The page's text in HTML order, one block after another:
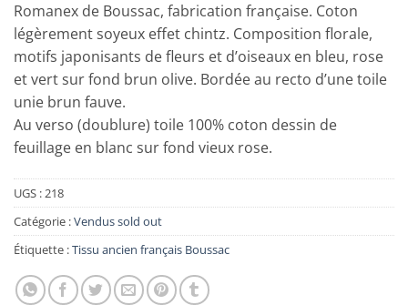
Romanex de Boussac, fabrication française. Coton
légèrement soyeux effet chintz. Composition florale,
motifs japonisants de fleurs et d’oiseaux en bleu, rose
et vert sur fond brun olive. Bordée au recto d’une toile
unie brun fauve.
Au verso (doublure) toile 100% coton dessin de
feuillage en blanc sur fond vieux rose.
UGS :218
Catégorie :Vendus sold out
Étiquette :Tissu ancien français Boussac